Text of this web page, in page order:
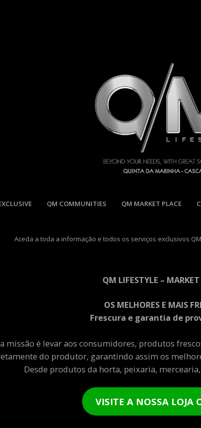
QM COMMUNITIES QM MARKET PLACE
Aceda a toda a informação e todos os serviços exclusivos
QM LIFESTYLE –
OS MELHORES E MAIS
Frescura e garantia de
missão é levar aos consumidores, produtos
do produtor, garantindo assim os
Desde produtos da horta, peixaria,
VISITE A NOSSA LOJA